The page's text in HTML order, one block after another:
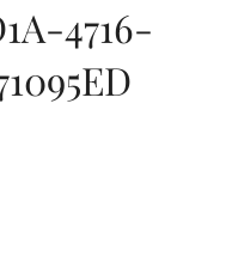
4716-